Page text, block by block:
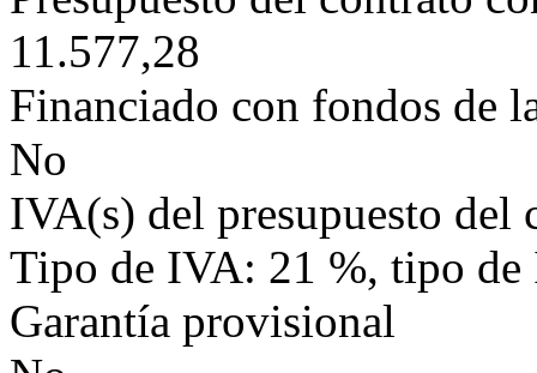
11.577,28
Financiado con fondos de
No
IVA(s) del presupuesto del
Tipo de IVA: 21 %, tipo de
Garantía provisional